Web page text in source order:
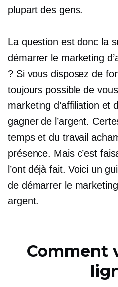
plupart des gens.
La question est donc la
démarrer le marketing
? Si vous disposez de
toujours possible de
marketing d’affiliation et
gagner de l’argent.
temps et du travail
présence. Mais c’est
l’ont déjà fait. Voici un
de démarrer le
argent.
Comment